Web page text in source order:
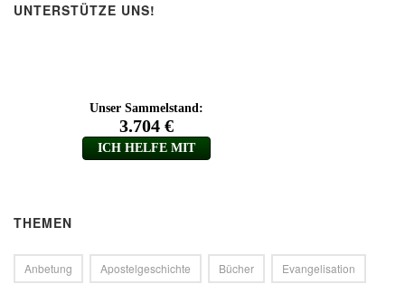
UNTERSTÜTZE UNS!
THEMEN
Anbetung Apostelgeschichte Bücher Evangelisation